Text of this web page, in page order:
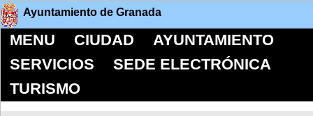
Ayuntamiento de Granada
MENU CIUDAD
AYUNTAMIENTO
SERVICIOS
SEDE ELECTRÓNICA
TURISMO